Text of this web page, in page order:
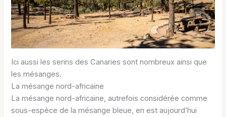
Ici aussi les serins des Canaries sont nombreux ainsi que
les mésanges.
La mésange nord-africaine
La mésange nord-africaine, autrefois considérée comme
sous-espèce de la mésange bleue, en est aujourd’hui